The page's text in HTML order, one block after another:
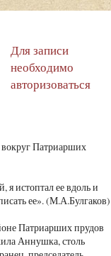
Для записи
необходимо
авторизоваться
Патриарших
я истоптал ее вдоль и
ее». (М.А.Булгаков)
Патриарших прудов
Аннушка, столь